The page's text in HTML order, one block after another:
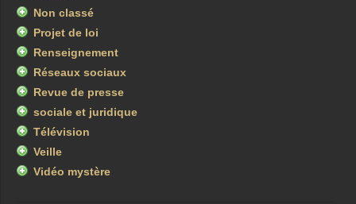
Non classé
Projet de loi
Renseignement
Réseaux sociaux
Revue de presse
sociale et juridique
Télévision
Veille
Vidéo mystère